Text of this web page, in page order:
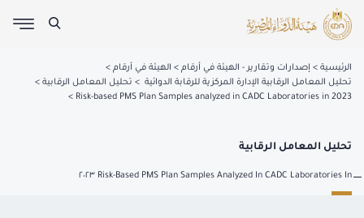
الرئيسية إصدارات وتقارير - الهيئة في أرقام
الهيئة في أرقام
تحليل المعامل الرقابية الإدارة المركزية للرقابة الدوائية
تحليل المعامل الرقابية
Risk-based PMS Plan Samples analyzed in CADC Laboratories in 2023
تحليل المعامل الرقابية
Risk-Based PMS Plan Samples Analyzed In CADC Laboratories In ٢٠٢٣